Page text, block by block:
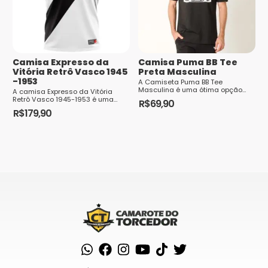
Nome *
E-mail*
como seus dados em comentários são
Camisa Expresso da
Vitória Retrô Vasco 1945
-1953
A camisa Expresso da Vitória
Retrô Vasco 1945-1953 é uma
peça de roupa que representa a
história e a paixão do Club de
R$179,90
Camisa Puma BB Tee
Preta Masculina
A Camiseta Puma BB Tee
Masculina é uma ótima opção
para os homens usarem no dia a
dia, agregando estilo e conforto.
R$69,90
podem
ser
escolhidas
na